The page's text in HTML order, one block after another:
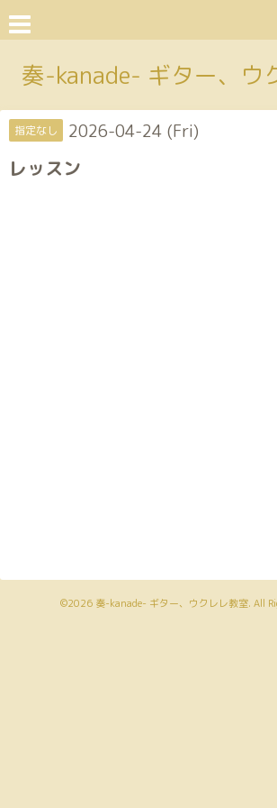
奏-kanade- ギター、ウ
指定なし 2026-04-24 (Fri)
レッスン
©2026 奏-kanade- ギター、ウクレレ教室. All